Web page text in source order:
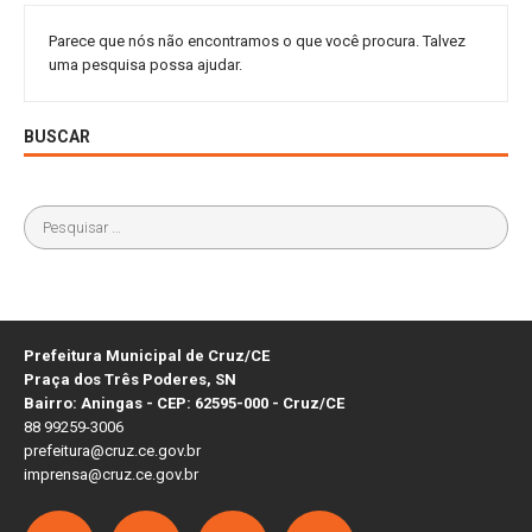
Parece que nós não encontramos o que você procura. Talvez
uma pesquisa possa ajudar.
BUSCAR
Prefeitura Municipal de Cruz/CE
Praça dos Três Poderes, SN
Bairro: Aningas - CEP: 62595-000 - Cruz/CE
88 99259-3006
prefeitura@cruz.ce.gov.br
imprensa@cruz.ce.gov.br